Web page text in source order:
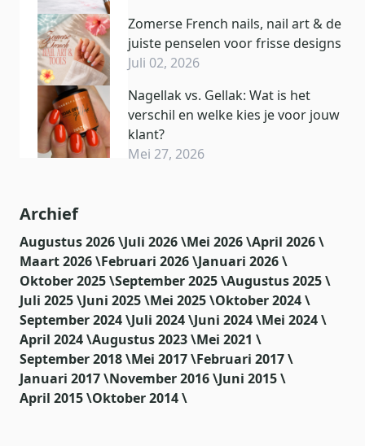
Zomerse French nails, nail art & de
juiste penselen voor frisse designs
Juli 02, 2026
Nagellak vs. Gellak: Wat is het
verschil en welke kies je voor jouw
klant?
Mei 27, 2026
Archief
Augustus 2026 \Juli 2026 \Mei 2026 \April 2026 \
Maart 2026 \Februari 2026 \Januari 2026 \
Oktober 2025 \September 2025 \Augustus 2025 \
Juli 2025 \Juni 2025 \Mei 2025 \Oktober 2024 \
September 2024 \Juli 2024 \Juni 2024 \Mei 2024 \
April 2024 \Augustus 2023 \Mei 2021 \
September 2018 \Mei 2017 \Februari 2017 \
Januari 2017 \November 2016 \Juni 2015 \
April 2015 \Oktober 2014 \